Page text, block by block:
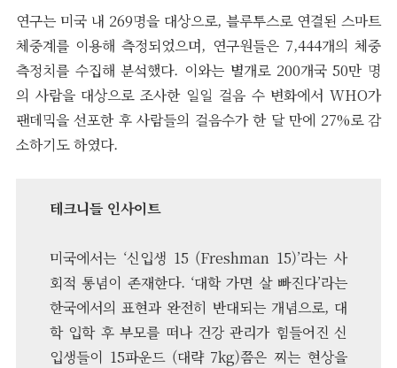
연구는 미국 내 269명을 대상으로, 블루투스로 연결된 스마트
체중계를 이용해 측정되었으며, 연구원들은 7,444개의 체중
측정치를 수집해 분석했다. 이와는 별개로 200개국 50만 명
의 사람을 대상으로 조사한 일일 걸음 수 변화에서 WHO가
팬데믹을 선포한 후 사람들의 걸음수가 한 달 만에 27%로 감
소하기도 하였다.
테크니들 인사이트
미국에서는 ‘신입생 15 (Freshman 15)’라는 사
회적 통념이 존재한다. ‘대학 가면 살 빠진다’라는
한국에서의 표현과 완전히 반대되는 개념으로, 대
학 입학 후 부모를 떠나 건강 관리가 힘들어진 신
입생들이 15파운드 (대략 7kg)쯤은 찌는 현상을